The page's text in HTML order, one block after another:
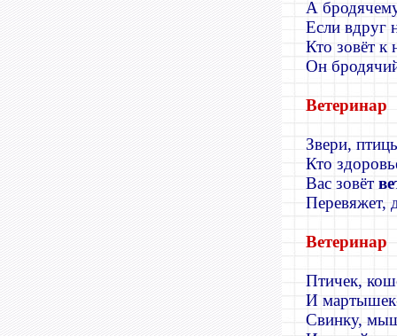
А
Если вдруг
Кто зовёт к
Он
Ветеринар
Звери,
Кто
Вас зовёт
Перевяжет,
Ветеринар
Птичек,
И
Свинку,